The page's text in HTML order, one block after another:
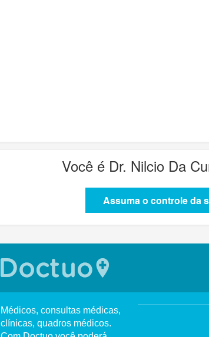
Você é Dr. Nilcio Da
Assuma o controle da
Médicos, consultas médicas,
clínicas, quadros médicos.